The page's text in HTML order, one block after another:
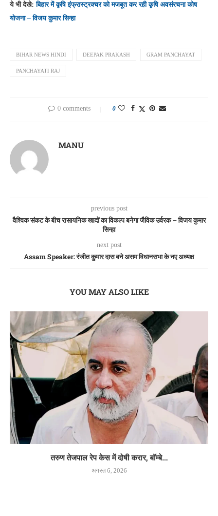
ये भी देखे:बिहार में कृषि इंफ्रास्ट्रक्चर को मजबूत कर रही कृषि अवसंरचना कोष
योजना – विजय कुमार सिन्हा
BIHAR NEWS HINDI ​​DEEPAK PRAKASH GRAM PANCHAYAT
PANCHAYATI RAJ
0 comments 0
MANU
previous post
वैश्विक संकट के बीच रासायनिक खादों का विकल्प बनेगा जैविक उर्वरक – विजय कुमार
सिन्हा
next post
Assam Speaker: रंजीत कुमार दास बने असम विधानसभा के नए अध्यक्ष
YOU MAY ALSO LIKE
तरुण तेजपाल रेप केस में दोषी करार, बॉम्बे...
अगस्त 6, 2026